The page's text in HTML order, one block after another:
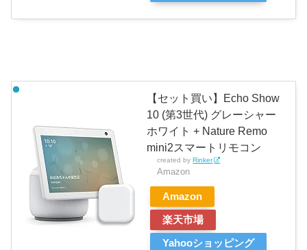
【セット買い】Echo Show
10 (第3世代) グレーシャー
ホワイト + Nature Remo
mini2スマートリモコン
created byRinker
Amazon
Amazon
楽天市場
Yahooショッピング